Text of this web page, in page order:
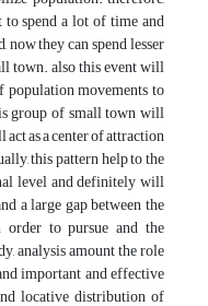
spend a lot of time and
they can spend lesser
town. also this event will
movements to
group of small town will
as a center of attraction
this pattern help to the
level and definitely will
a large gap between the
to pursue and the
analysis amount the role
important and effective
locative distribution of